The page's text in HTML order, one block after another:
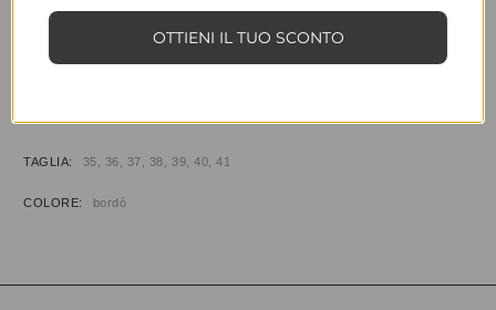
COD:
TAGLIA 35, 36, 37, 38, 39, 40, 41
COLORE bordò
OTTIENI IL TUO SCONTO